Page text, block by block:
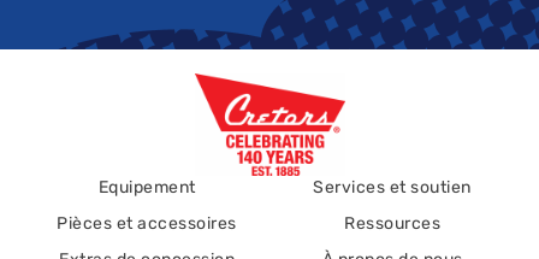
Equipement
Pièces et accessoires
Services et soutien
Ressources